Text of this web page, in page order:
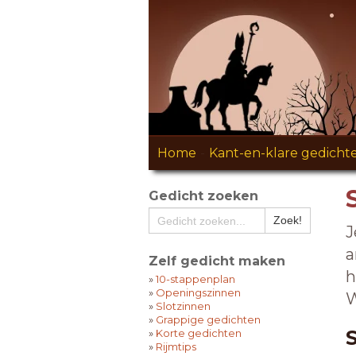
Home Kant-en-klare
Gedicht zoeken
Zelf gedicht maken
»10-stappenplan
» Openingszinnen
» Slotzinnen
» Grappige gedichten
» Korte gedichten
» Rijmtips